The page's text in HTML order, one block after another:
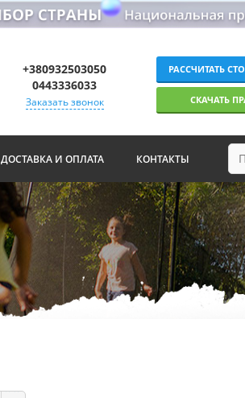
+380932503050
0443336033
Заказать звонок
РАССЧИТАТЬ
СКАЧАТЬ
ДОСТАВКА И ОПЛАТА КОНТАКТЫ